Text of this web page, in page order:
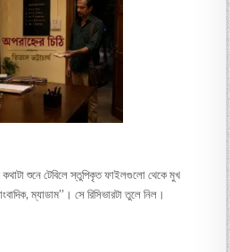
শুনে টেবিলে স্তুপিকৃত ফাইলগুলো থেকে মুখ
ম্যাডাম”। সে রিসিভারটা তুলে নিল।